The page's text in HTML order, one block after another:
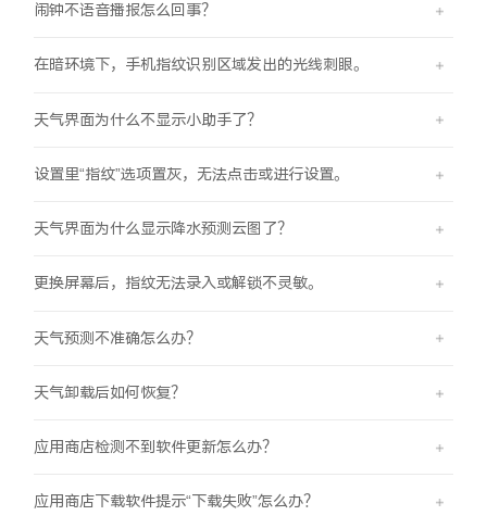
闹钟不语音播报怎么回事？
在暗环境下，手机指纹识别区域发出的光线刺眼。
天气界面为什么不显示小助手了？
设置里“指纹”选项置灰，无法点击或进行设置。
天气界面为什么显示降水预测云图了？
更换屏幕后，指纹无法录入或解锁不灵敏。
天气预测不准确怎么办？
天气卸载后如何恢复？
应用商店检测不到软件更新怎么办？
应用商店下载软件提示“下载失败”怎么办？